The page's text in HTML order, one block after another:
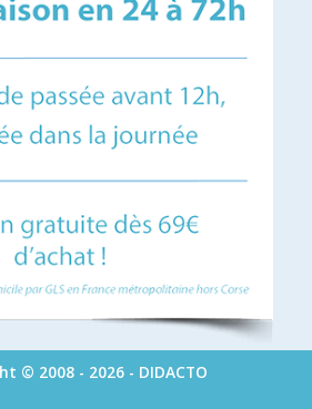
© 2008 - 2026 - DIDACTO